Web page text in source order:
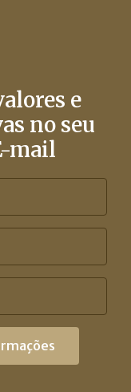
e
no seu
mail